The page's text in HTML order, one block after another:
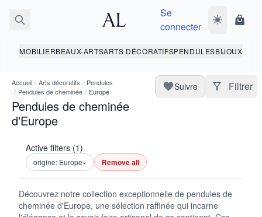
Se
connecter
Basculer le
MOBILIERBEAUX-ARTSARTS DÉCORATIFSPENDULESBIJOUX
Accueil / Arts décoratifs / Pendules
/ Pendules de cheminée / Europe
Pendules de cheminée
d'Europe
Suivre Filtrer
Active filters (1)
origine: Europe× Remove all
Découvrez notre collection exceptionnelle de pendules de
cheminée d'Europe, une sélection raffinée qui incarne